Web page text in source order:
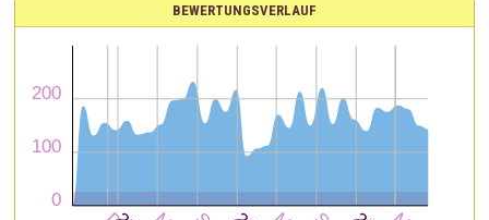
BEWERTUNGSVERLAUF